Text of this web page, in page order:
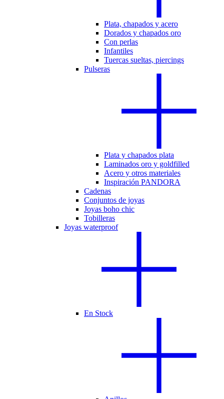
Plata, chapados y acero
Dorados y chapados oro
Con perlas
Infantiles
Tuercas sueltas, piercings
Pulseras
Plata y chapados plata
Laminados oro y goldfilled
Acero y otros materiales
Inspiración PANDORA
Cadenas
Conjuntos de joyas
Joyas boho chic
Tobilleras
Joyas waterproof
En Stock